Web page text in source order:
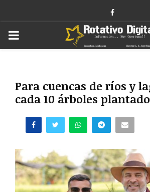
Facebook
PRIMARY
Para cuencas de ríos y
cada 10 árboles